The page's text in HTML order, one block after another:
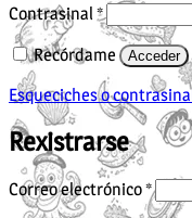
Contrasinal *Obrigatorio
Recórdame Acceder
Esqueciches o
Rexistrarse
Correo electrónico*